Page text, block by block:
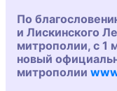
По
и Лискинского
митрополии, с 1
новый
митрополии